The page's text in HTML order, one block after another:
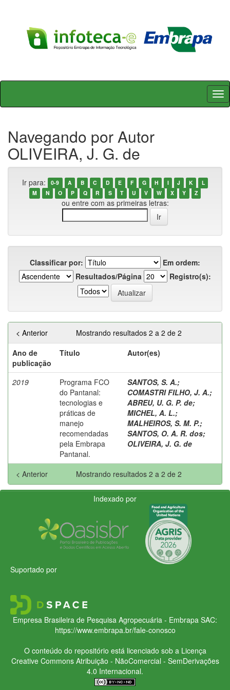
Skip
Navegando por Autor
OLIVEIRA, J. G. de
Ir para: 0-9 A B C D E F G H I J K
L
M
N O P Q R S T U V W X Y Z
ou entre com as primeiras letras:
Classificar por:
Em ordem:
Resultados/Página
Registro(s):
Mostrando resultados 2 a 2 de 2
< Anterior
Ano de
publicação
Título Autor(es)
2019
Programa FCO
do Pantanal:
tecnologias e
práticas de
manejo
recomendadas
pela Embrapa
Pantanal.
SANTOS, S. A.;
COMASTRI FILHO, J. A.;
ABREU, U. G. P. de;
MICHEL, A. L.;
MALHEIROS, S. M. P.;
SANTOS, O. A. R. dos;
OLIVEIRA, J. G. de
Mostrando resultados 2 a 2 de 2
< Anterior
Indexado por
Suportado por
Empresa Brasileira de Pesquisa Agropecuária - Embrapa SAC:
https://www.embrapa.br/fale-conosco
O conteúdo do repositório está licenciado sob a Licença
Creative CommonsAtribuição - NãoComercial - SemDerivações
4.0 Internacional.